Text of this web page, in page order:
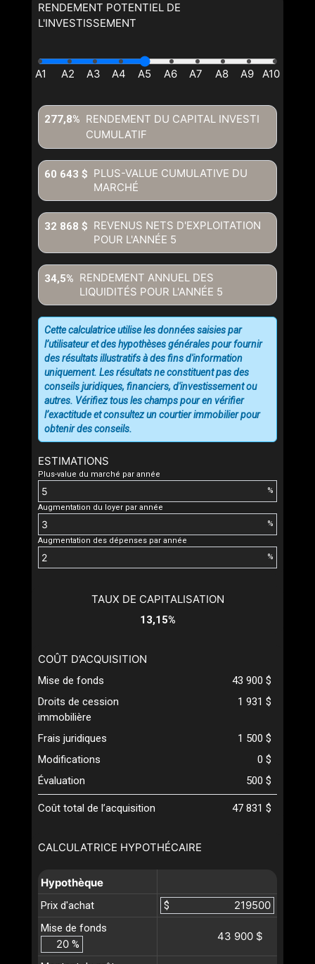
conditions d'utilisation et vous nous fournissez l'autorisation écrite de
communiquer avec vous.
RENDEMENT POTENTIEL DE
L'INVESTISSEMENT
RENDEMENT DU CAPITAL INVESTI
CUMULATIF
277,8%
PLUS-VALUE CUMULATIVE DU
MARCHÉ
60 643 $
REVENUS NETS D'EXPLOITATION
POUR L'ANNÉE 5
32 868 $
RENDEMENT ANNUEL DES
LIQUIDITÉS POUR L'ANNÉE 5
34,5%
ESTIMATIONS
Plus-value du marché par année
%
Augmentation du loyer par année
%
Augmentation des dépenses par année
%
Cette calculatrice utilise les données saisies par
l’utilisateur et des hypothèses générales pour fournir
des résultats illustratifs à des fins d'information
uniquement. Les résultats ne constituent pas des
conseils juridiques, financiers, d'investissement ou
autres. Vérifiez tous les champs pour en vérifier
l’exactitude et consultez un courtier immobilier pour
obtenir des conseils.
CALCULATRICE HYPOTHÉCAIRE
Hypothèque
Prix d'achat
$
Mise de fonds
%
43 900 $
TAUX DE CAPITALISATION
13,15%
COÛT D’ACQUISITION
Mise de fonds
43 900 $
Droits de cession
immobilière
1 931 $
Frais juridiques
1 500 $
Modifications
0 $
Évaluation
500 $
Coût total de l’acquisition 47 831 $